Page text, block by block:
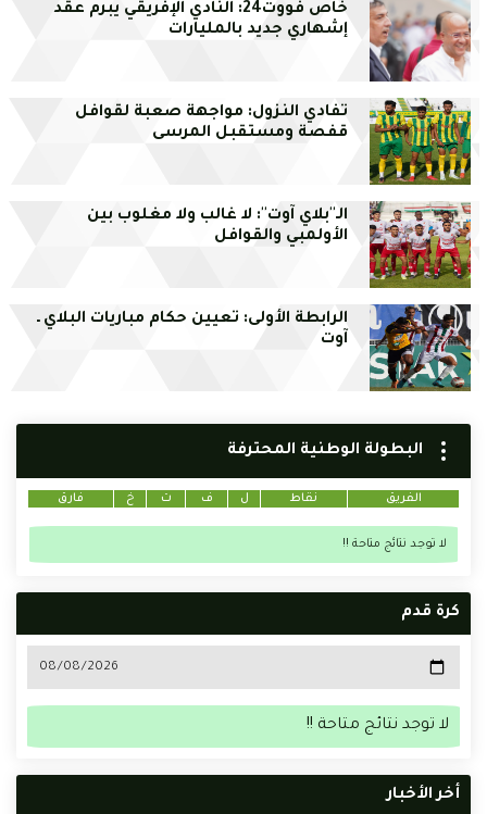
خاص فووت24: النادي الإفريقي يبرم عقد
إشهاري جديد بالمليارات
تفادي النزول: مواجهة صعبة لقوافل
قفصة ومستقبل المرسى
الـ''بلاي آوت'': لا غالب ولا مغلوب بين
الأولمبي والقوافل
الرابطة الأولى: تعيين حكام مباريات البلاي ـ
آوت
البطولة الوطنية المحترفة
الفريق نقاط ل ف ت خ فارق
لا توجد نتائج متاحة !!
كرة قدم
لا توجد نتائج متاحة !!
أخر الأخبار